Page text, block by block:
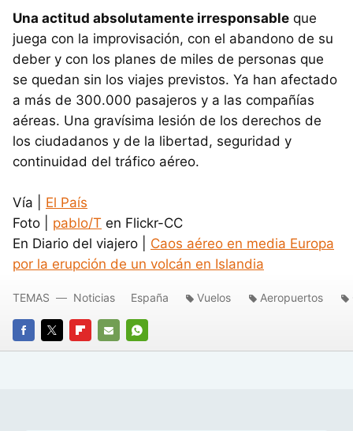
Una actitud absolutamente irresponsable que
juega con la improvisación, con el abandono de su
deber y con los planes de miles de personas que
se quedan sin los viajes previstos. Ya han afectado
a más de 300.000 pasajeros y a las compañías
aéreas. Una gravísima lesión de los derechos de
los ciudadanos y de la libertad, seguridad y
continuidad del tráfico aéreo.
Vía | El País
Foto | pablo/T en Flickr-CC
En Diario del viajero | Caos aéreo en media Europa
por la erupción de un volcán en Islandia
FACEBOOK
TWITTERFLIPBOARD
E-
WHATSAPP
TEMAS Noticias España Vuelos Aeropuertos